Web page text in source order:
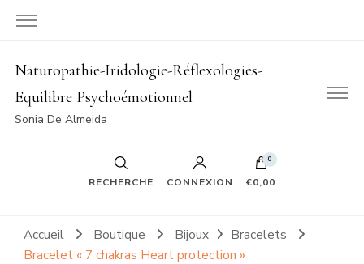
Naturopathie-Iridologie-Réflexologies-
Equilibre Psychoémotionnel
Sonia De Almeida
RECHERCHE CONNEXION
0
€0,00
Accueil Boutique Bijoux
Bracelets
Bracelet « 7 chakras Heart protection »